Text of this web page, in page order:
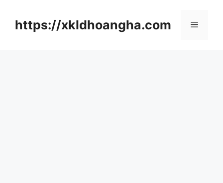
https://xkldhoangha.com 메